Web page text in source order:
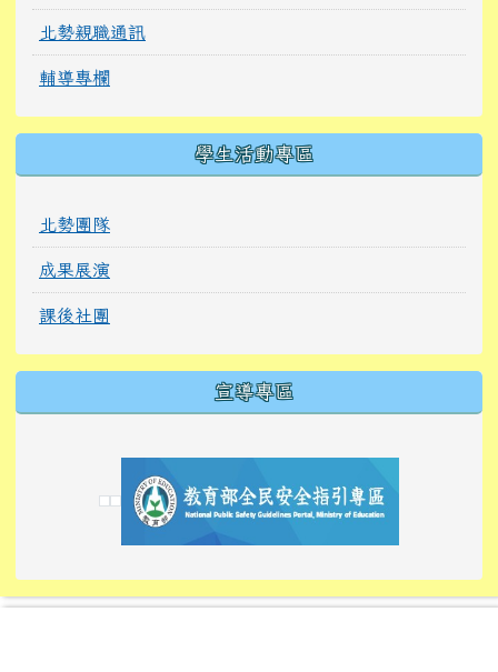
北勢親職通訊
輔導專欄
學生活動專區
北勢團隊
成果展演
課後社團
宣導專區
link to https://
link to https://10000.gov.tw/
link to https://
link to https://10000.gov.tw/
link to https://
link to https://
link to https://i.win.org.tw/
link to https://
link to https://
link to https://
link to https://